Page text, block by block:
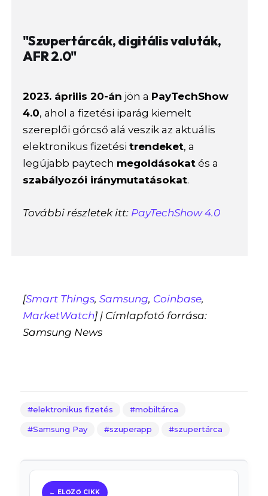
"Szupertárcák, digitális valuták,
AFR 2.0"
2023. április 20-án jön a PayTechShow
4.0, ahol a fizetési iparág kiemelt
szereplői górcső alá veszik az aktuális
elektronikus fizetésitrendeket, a
legújabb paytech megoldásokat és a
szabályozói iránymutatásokat.
További részletek itt: PayTechShow 4.0
[Smart Things,Samsung, Coinbase,
MarketWatch] | Címlapfotó forrása:
Samsung News
elektronikus fizetés mobiltárca
Samsung Pay szuperapp szupertárca